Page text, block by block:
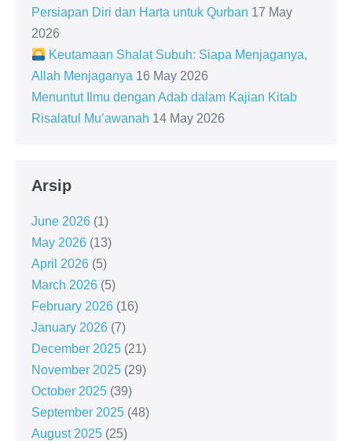
Persiapan Diri dan Harta untuk Qurban 17 May
2026
Keutamaan Shalat Subuh: Siapa Menjaganya,
Allah Menjaganya 16 May 2026
Menuntut Ilmu dengan Adab dalam Kajian Kitab
Risalatul Mu’awanah 14 May 2026
Arsip
June 2026 (1)
May 2026 (13)
April 2026 (5)
March 2026 (5)
February 2026 (16)
January 2026 (7)
December 2025 (21)
November 2025 (29)
October 2025 (39)
September 2025 (48)
August 2025 (25)